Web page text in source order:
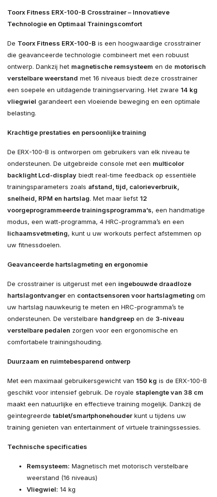
Toorx Fitness ERX-100-B Crosstrainer – Innovatieve
Technologie en Optimaal Trainingscomfort
De Toorx Fitness ERX-100-B is een hoogwaardige crosstrainer
die geavanceerde technologie combineert met een robuust
ontwerp. Dankzij het magnetische remsysteem en de motorisch
verstelbare weerstand met 16 niveaus biedt deze crosstrainer
een soepele en uitdagende trainingservaring. Het zware 14 kg
vliegwiel garandeert een vloeiende beweging en een optimale
belasting.
Krachtige prestaties en persoonlijke training
De ERX-100-B is ontworpen om gebruikers van elk niveau te
ondersteunen. De uitgebreide console met een multicolor
backlight Lcd-display biedt real-time feedback op essentiële
trainingsparameters zoals afstand, tijd, calorieverbruik,
snelheid, RPM en hartslag. Met maar liefst 12
voorgeprogrammeerde trainingsprogramma’s, een handmatige
modus, een watt-programma, 4 HRC-programma’s en een
lichaamsvetmeting, kunt u uw workouts perfect afstemmen op
uw fitnessdoelen.
Geavanceerde hartslagmeting en ergonomie
De crosstrainer is uitgerust met een ingebouwde draadloze
hartslagontvanger en contactsensoren voor hartslagmeting om
uw hartslag nauwkeurig te meten en HRC-programma’s te
ondersteunen. De verstelbare handgreep en de 3-niveau
verstelbare pedalen zorgen voor een ergonomische en
comfortabele trainingshouding.
Duurzaam en ruimtebesparend ontwerp
Met een maximaal gebruikersgewicht van 150 kg is de ERX-100-B
geschikt voor intensief gebruik. De royale staplengte van 38 cm
maakt een natuurlijke en effectieve training mogelijk. Dankzij de
geïntegreerde tablet/smartphonehouder kunt u tijdens uw
training genieten van entertainment of virtuele trainingssessies.
Technische specificaties
Remsysteem: Magnetisch met motorisch verstelbare
weerstand (16 niveaus)
Vliegwiel: 14 kg